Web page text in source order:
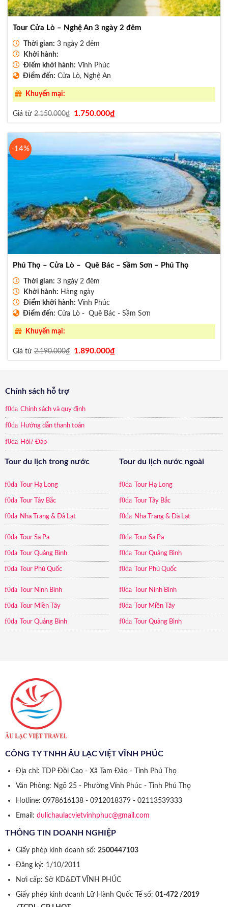
Tour Cửa Lò – Nghệ An 3 ngày 2 đêm
Thời gian: 3 ngày 2 đêm
Khởi hành:
Điểm khởi hành: Vĩnh Phúc
Điểm đến: Cửa Lò, Nghệ An
Khuyến mại:
Giá từ2.150.000₫
Giá
là:
2.150.000₫.
1.750.000₫Giá
hiện
tại
là:
-14%
Phú Thọ – Cửa Lò – Quê Bác – Sầm Sơn – Phú Thọ
Thời gian: 3 ngày 2 đêm
Khởi hành: Hàng ngày
Điểm khởi hành: Vĩnh Phúc
Điểm đến: Cửa Lò - Quê Bác - Sầm Sơn
Khuyến mại:
Giá từ2.190.000₫
Giá
gốc
là:
1.890.000₫Giá
hiện
tại
Chính sách hỗ trợ
Chính sách và quy định
Hướng dẫn thanh toán
Hỏi/ Đáp
Tour du lịch trong nước
Tour Hạ Long
Tour Tây Bắc
Nha Trang & Đà Lạt
Tour Sa Pa
Tour Quảng Bình
Tour Phú Quốc
Tour Ninh Bình
Tour Miền Tây
Tour Quảng Bình
Tour du lịch nước ngoài
Tour Hạ Long
Tour Tây Bắc
Nha Trang & Đà Lạt
Tour Sa Pa
Tour Quảng Bình
Tour Phú Quốc
Tour Ninh Bình
Tour Miền Tây
Tour Quảng Bình
CÔNG TY TNHH ÂU LẠC VIỆT VĨNH PHÚC
Địa chỉ: TDP Đồi Cao - Xã Tam Đảo - Tỉnh Phú Thọ
Văn Phòng: Ngõ 25 - Phường Vĩnh Phúc - Tỉnh Phú Thọ
Hotline: 0978616138 - 0912018379 - 02113539333
Email: dulichaulacvietvinhphuc@gmail.com
THÔNG TIN DOANH NGHIỆP
Giấy phép kinh doanh số: 2500447103
Đăng ký: 1/10/2011
Nơi cấp: Sở KD&ĐT VĨNH PHÚC
Giấy phép kinh doanh Lữ Hành Quốc Tế số: 01-472 /2019